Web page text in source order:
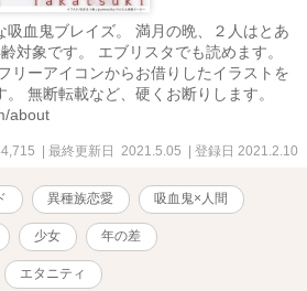
吸血鬼ブレイズ。 満月の晩、２人はとあ
対象です。 エブリスタでも読めます。
リーアイコンからお借りしたイラストを
無断転載など、硬くお断りします。
about
| 最終更新日 2021.5.05 | 登録日 2021.2.10
異種族恋愛 吸血鬼×人間
少女 年の差
エタニティ